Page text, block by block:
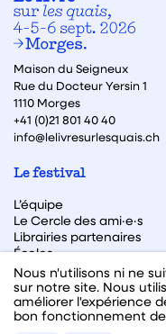
Maison du Seigneux
Rue du Docteur Yersin 1
1110 Morges
+41 (0)21 801 40 40
info@lelivresurlesquais.ch
Le festival
L’équipe
Le Cercle des ami·e·s
Librairies partenaires
Écoles
Archive des éditions
Archive des autrices et
Nous n'utilisons ni ne
sur notre site. Nous
améliorer l'expérience
bon fonctionnement